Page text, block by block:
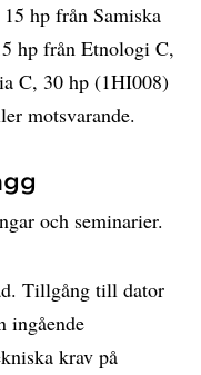
hp från Samiska
hp från Etnologi C,
C, 30 hp (1HI008)
motsvarande.
och seminarier.
Tillgång till dator
ingående
krav på